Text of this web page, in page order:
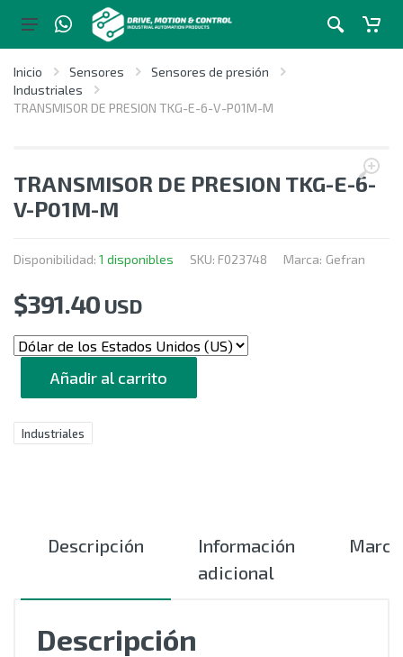
Inicio Sensores
Sensores de presión
Industriales
TRANSMISOR DE PRESION TKG-E-6-V-P01M-M
TRANSMISOR DE PRESION TKG-E-6-
V-P01M-M
Disponibilidad: 1 disponibles SKU: F023748 Marca: Gefran
$391.40 USD
CANTIDAD
Añadir al carrito
Industriales
Descripción
Información
adicional
Marca
Descripción